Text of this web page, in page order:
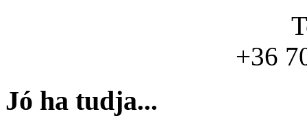
+36
Jó ha tudja...